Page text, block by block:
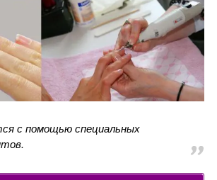
с помощью специальных